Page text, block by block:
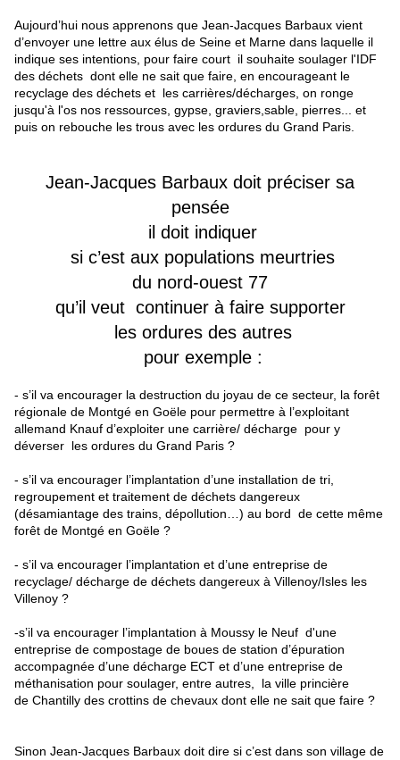
Aujourd’hui nous apprenons que Jean-Jacques Barbaux vient
d’envoyer une lettre aux élus de Seine et Marne dans laquelle il
indique ses intentions, pour faire court il souhaite soulager l'IDF
des déchets dont elle ne sait que faire, en encourageant le
recyclage des déchets et les carrières/décharges, on ronge
jusqu'à l'os nos ressources, gypse, graviers,sable, pierres... et
puis on rebouche les trous avec les ordures du Grand Paris.
Jean-Jacques Barbaux doit préciser sa
pensée
il doit indiquer
si c’est aux populations meurtries
du nord-ouest 77
qu’il veut continuer à faire supporter
les ordures des autres
pour exemple :
- s’il va encourager la destruction du joyau de ce secteur, la forêt
régionale de Montgé en Goële pour permettre à l’exploitant
allemand Knauf d’exploiter une carrière/ décharge pour y
déverser les ordures du Grand Paris ?
- s’il va encourager l’implantation d’une installation de tri,
regroupement et traitement de déchets dangereux
(désamiantage des trains, dépollution…) au bord de cette même
forêt de Montgé en Goële ?
- s’il va encourager l’implantation et d’une entreprise de
recyclage/ décharge de déchets dangereux à Villenoy/Isles les
Villenoy ?
-s’il va encourager l’implantation à Moussy le Neuf d'une
entreprise de compostage de boues de station d’épuration
accompagnée d’une décharge ECT et d’une entreprise de
méthanisation pour soulager, entre autres, la ville princière
de Chantilly des crottins de chevaux dont elle ne sait que faire ?
Sinon Jean-Jacques Barbaux doit dire si c’est dans son village de